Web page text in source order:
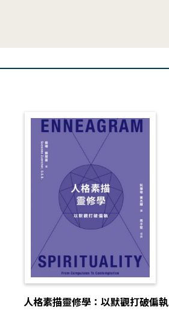
人格素描靈修學：以默觀打破偏執